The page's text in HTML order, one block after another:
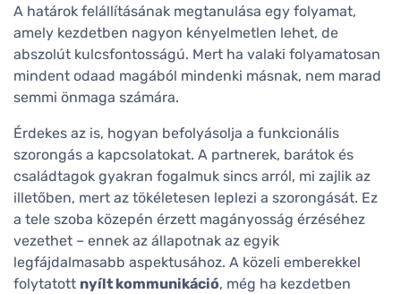
A határok felállításának megtanulása egy folyamat,
amely kezdetben nagyon kényelmetlen lehet, de
abszolút kulcsfontosságú. Mert ha valaki folyamatosan
mindent odaad magából mindenki másnak, nem marad
semmi önmaga számára.
Érdekes az is, hogyan befolyásolja a funkcionális
szorongás a kapcsolatokat. A partnerek, barátok és
családtagok gyakran fogalmuk sincs arról, mi zajlik az
illetőben, mert az tökéletesen leplezi a szorongását. Ez
a tele szoba közepén érzett magányosság érzéséhez
vezethet – ennek az állapotnak az egyik
legfájdalmasabb aspektusához. A közeli emberekkel
folytatott nyílt kommunikáció, még ha kezdetben